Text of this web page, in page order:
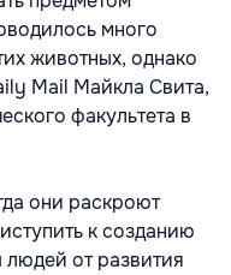
много
животных, однако
Mail Майкла Свита,
факультета в
они раскроют
к созданию
людей от развития